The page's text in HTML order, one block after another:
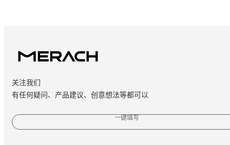
关注我们
有任何疑问、产品建议、创意想法等都可以
一键填写